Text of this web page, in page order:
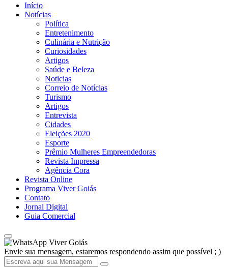
Início
Notícias
Política
Entretenimento
Culinária e Nutrição
Curiosidades
Artigos
Saúde e Beleza
Noticias
Correio de Notícias
Turismo
Artigos
Entrevista
Cidades
Eleições 2020
Esporte
Prêmio Mulheres Empreendedoras
Revista Impressa
Agência Cora
Revista Online
Programa Viver Goiás
Contato
Jornal Digital
Guia Comercial
Viver Goiás
Envie sua mensagem, estaremos respondendo assim que possível ; )